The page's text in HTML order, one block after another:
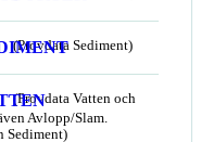
(Provdata Sediment)
(Provdata Vatten och
Avlopp/Slam.
Sediment)